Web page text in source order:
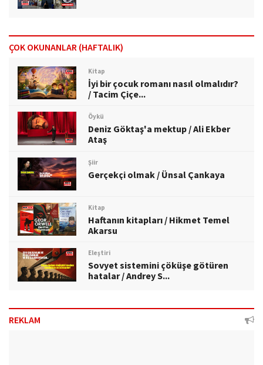
ÇOK OKUNANLAR (HAFTALIK)
Kitap
İyi bir çocuk romanı nasıl olmalıdır?
/ Tacim Çiçe...
Öykü
Deniz Göktaş'a mektup / Ali Ekber
Ataş
Şiir
Gerçekçi olmak / Ünsal Çankaya
Kitap
Haftanın kitapları / Hikmet Temel
Akarsu
Eleştiri
Sovyet sistemini çöküşe götüren
hatalar / Andrey S...
REKLAM